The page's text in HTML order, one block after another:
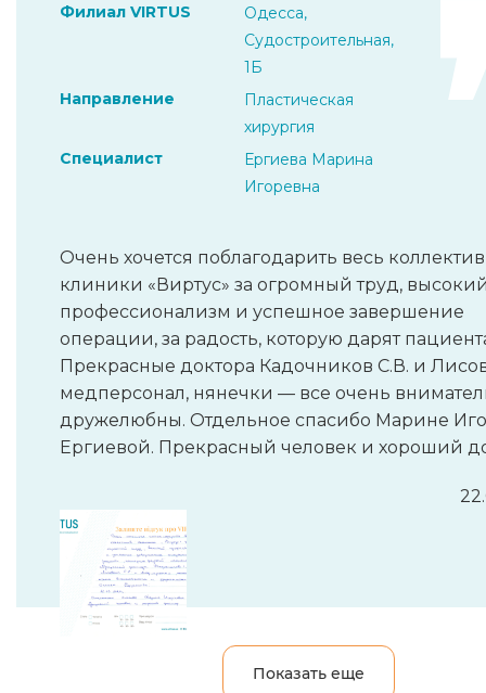
Филиал VIRTUS
Одесса,
Судостроительная,
1Б
Направление
Пластическая
хирургия
Специалист
Ергиева Марина
Игоревна
Очень хочется поблагодарить весь коллектив
клиники «Виртус» за огромный труд,
профессионализм и успешное завершение
операции, за радость, которую дарят
Прекрасные доктора Кадочников С.В. и
медперсонал, нянечки — все очень
дружелюбны. Отдельное спасибо Марине
Ергиевой. Прекрасный человек и хороший
Показать еще